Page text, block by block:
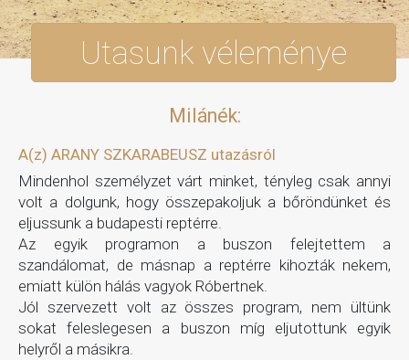
Utasunk véleménye
Milánék:
A(z) ARANY SZKARABEUSZ utazásról
Mindenhol személyzet várt minket, tényleg csak annyi
volt a dolgunk, hogy összepakoljuk a bőröndünket és
eljussunk a budapesti reptérre.
Az egyik programon a buszon felejtettem a
szandálomat, de másnap a reptérre kihozták nekem,
emiatt külön hálás vagyok Róbertnek.
Jól szervezett volt az összes program, nem ültünk
sokat feleslegesen a buszon míg eljutottunk egyik
helyről a másikra.